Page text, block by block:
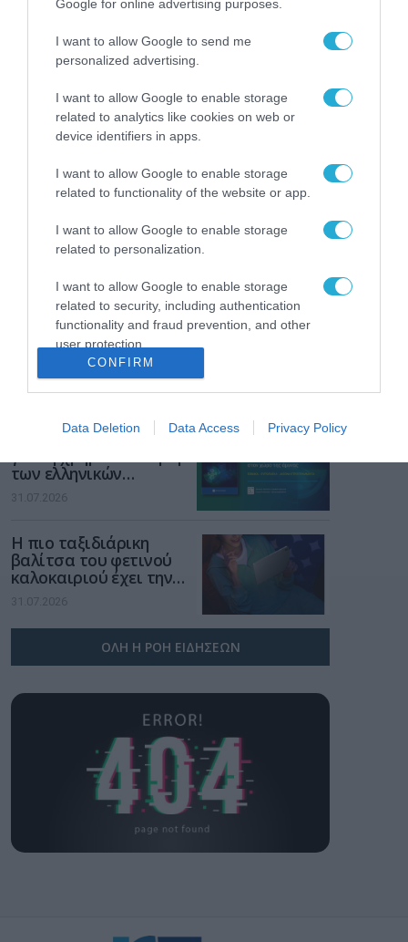
Google for online advertising purposes.
I want to allow Google to send me
personalized advertising.
I want to allow Google to enable storage
related to analytics like cookies on web or
device identifiers in apps.
I want to allow Google to enable storage
related to functionality of the website or app.
I want to allow Google to enable storage
related to personalization.
I want to allow Google to enable storage
related to security, including authentication
functionality and fraud prevention, and other
user protection.
CONFIRM
Data Deletion Data Access Privacy Policy
ΡΟΗ ΕΙΔΗΣΕΩΝ
Το χρηματοδοτούμενο
από την ΕΕ έργο “The
ενισχύει την ασφάλεια
των παιδιών στο
ΑΑΔΕ: Διευκρινίσεις
για τα πρόστιμα σε
αφορούν τους ΦΗΜ
31.07.2026
Σ. Καλαφάτης: «Η
Τεχνητή Νοημοσύνη
δεν είναι απλώς μια
νέα τεχνολογία, είναι
επανάσταση»
31.07.2026
Νέος οδηγός του ΕΚΤ
των ελληνικών
επιχειρήσεων στον
χώρο της άμυνας
31.07.2026
Η πιο ταξιδιάρικη
βαλίτσα του φετινού
καλοκαιριού έχει την
υπογραφή της Xiaomi
31.07.2026
ΟΛΗ Η ΡΟΗ ΕΙΔΗΣΕΩΝ